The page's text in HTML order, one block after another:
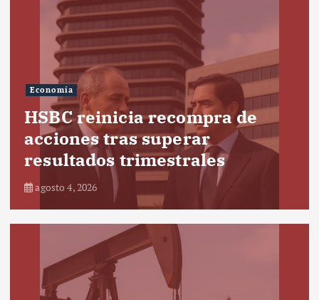
Economía
HSBC reinicia recompra de
acciones tras superar
resultados trimestrales
agosto 4, 2026